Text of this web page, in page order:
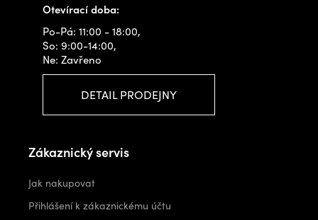
Otevírací doba:
Po-Pá: 11:00 - 18:00,
So: 9:00-14:00,
Ne: Zavřeno
DETAIL PRODEJNY
Zákaznický servis
Jak nakupovat
Přihlášení k zákaznickému účtu